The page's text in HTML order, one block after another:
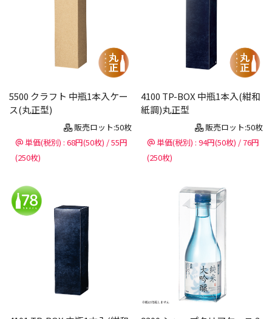
5500 クラフト 中瓶1本入ケー
ス(丸正型)
販売ロット:50枚
単価(税別) : 68円(50枚) / 55円
(250枚)
4100 TP-BOX 中瓶1本入(紺和
紙調)丸正型
販売ロット:50枚
単価(税別) : 94円(50枚) / 76円
(250枚)